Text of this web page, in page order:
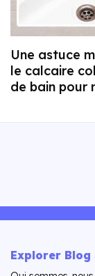
Une astuce
le calcaire
de bain pour
Explorer Blog